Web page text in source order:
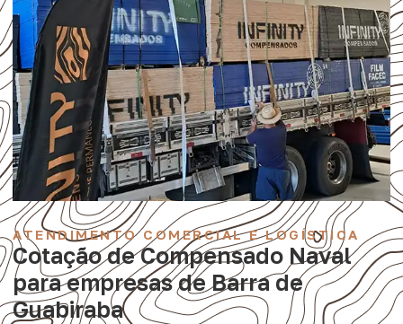
ATENDIMENTO COMERCIAL E LOGÍSTICA
Cotação de Compensado Naval
para empresas de Barra de
Guabiraba